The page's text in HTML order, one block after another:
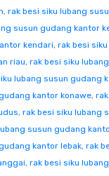
, rak besi siku lubang
susun gudang kantor
kendari, rak besi
riau, rak besi siku
lubang susun gudang
kantor konawe,
, rak besi siku lubang
susun gudang
kantor lebak, rak
, rak besi siku